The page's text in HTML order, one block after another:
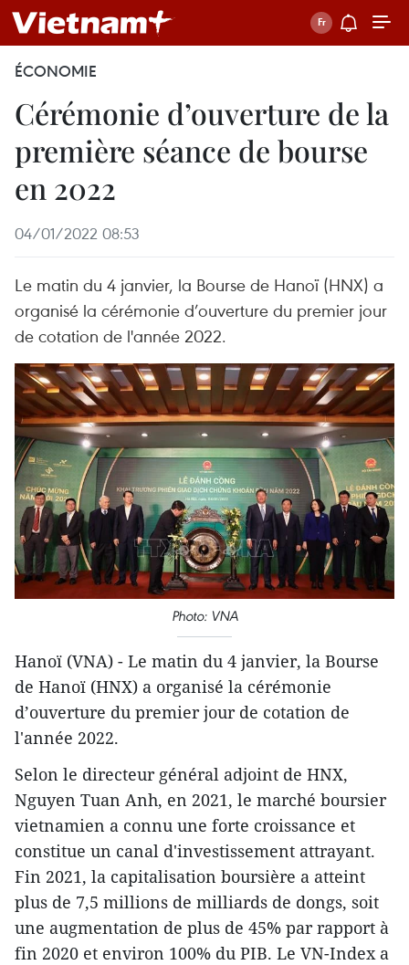
ÉCONOMIE
Cérémonie d’ouverture de la
première séance de bourse
en 2022
04/01/2022 08:53
Le matin du 4 janvier, la Bourse de Hanoï (HNX) a
organisé la cérémonie d’ouverture du premier jour
de cotation de l'année 2022.
Photo: VNA
Hanoï (VNA) - Le matin du 4 janvier, la Bourse
de Hanoï (HNX) a organisé la cérémonie
d’ouverture du premier jour de cotation de
l'année 2022.
Selon le directeur général adjoint de HNX,
Nguyen Tuan Anh, en 2021, le marché boursier
vietnamien a connu une forte croissance et
constitue un canal d'investissement attrayant.
Fin 2021, la capitalisation boursière a atteint
plus de 7,5 millions de milliards de dongs, soit
une augmentation de plus de 45% par rapport à
fin 2020 et environ 100% du PIB. Le VN-Index a